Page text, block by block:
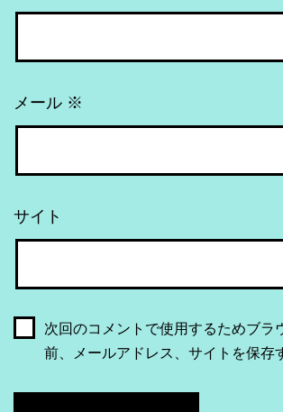
メール ※
サイト
次回のコメントで使用するためブラ
前、メールアドレス、サイトを保存